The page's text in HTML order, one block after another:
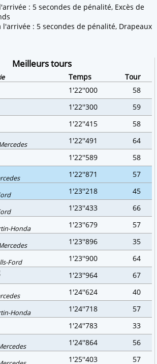
: 5 secondes de pénalité, Excès de
l'arrivée : 5 secondes de pénalité, Drapeaux
Meilleurs tours
Temps
Tour
1'22''000
58
1'22''300
59
1'22''415
58
1'22''491
64
1'22''589
58
1'22''871
57
1'23''218
45
1'23''433
66
Honda 1'23''679
57
1'23''896
35
Ford 1'23''900
64
1'23''964
67
1'24''624
40
Honda 1'24''718
57
1'24''783
33
1'24''864
56
1'25''403
57